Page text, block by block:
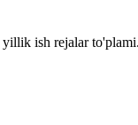
ish rejalar